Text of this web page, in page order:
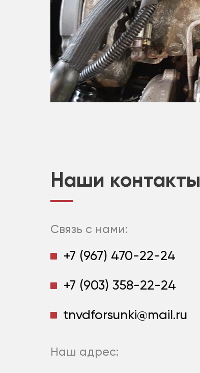
Наши контакты
Связь с нами:
+7 (967) 470-22-24
+7 (903) 358-22-24
tnvdforsunki@mail.ru
Наш адрес: